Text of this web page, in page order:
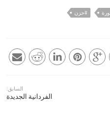
#حزن
السابق:
الفردانية الجديدة